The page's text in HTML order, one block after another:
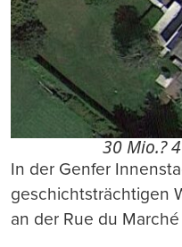
30 Mio.?
In der Genfer
geschichtsträchtigen
an der Rue du